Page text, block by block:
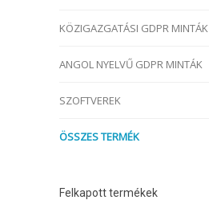
KÖZIGAZGATÁSI GDPR MINTÁK
ANGOL NYELVŰ GDPR MINTÁK
SZOFTVEREK
ÖSSZES TERMÉK
Felkapott termékek